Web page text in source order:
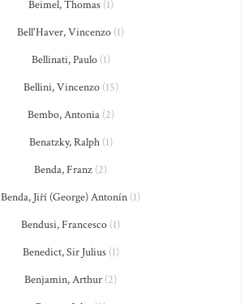
Beimel, Thomas(1)
Bell'Haver, Vincenzo (1)
Bellinati, Paulo(1)
Bellini, Vincenzo(15)
Bembo, Antonia(2)
Benatzky, Ralph(1)
Benda, Franz (2)
Benda, Jiří (George) Antonín (1)
Bendusi, Francesco (1)
Benedict, Sir Julius(1)
Benjamin, Arthur (2)